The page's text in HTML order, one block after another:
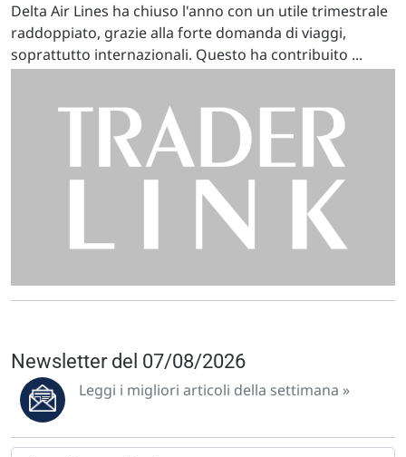
Delta Air Lines ha chiuso l'anno con un utile trimestrale
raddoppiato, grazie alla forte domanda di viaggi,
soprattutto internazionali. Questo ha contribuito ...
Newsletter del 07/08/2026
Leggi i migliori articoli della settimana »